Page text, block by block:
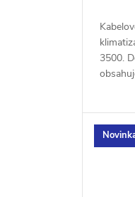
3500.